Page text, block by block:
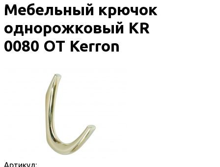
Мебельный крючок
однорожковый KR
0080 OT Kerron